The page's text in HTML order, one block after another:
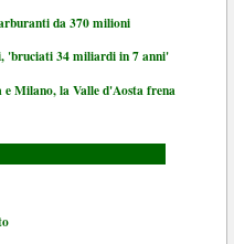
da 370 milioni
'bruciati 34 miliardi in 7 anni'
Milano, la Valle d'Aosta frena